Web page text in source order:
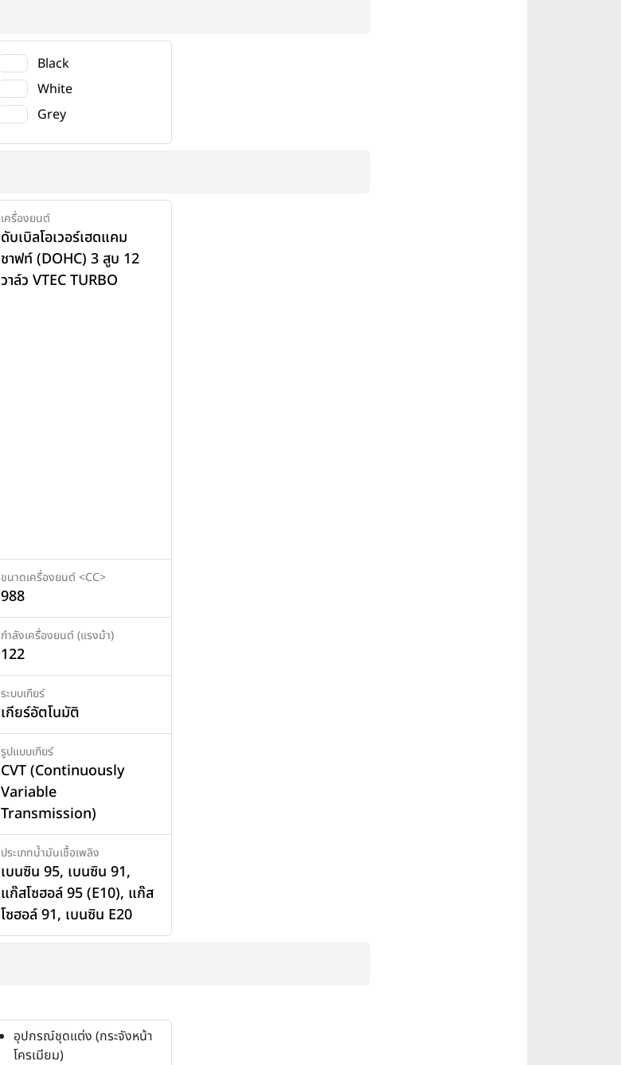
Black
White
Grey
เครื่องยนต์
ดับเบิลโอเวอร์เฮดแคม
ชาฟท์ (DOHC) 3 สูบ 12
วาล์ว VTEC TURBO
ขนาดเครื่องยนต์ <CC>
988
กำลังเครื่องยนต์ (แรงม้า)
122
ระบบเกียร์
เกียร์อัตโนมัติ
รูปแบบเกียร์
CVT (Continuously
Variable
Transmission)
ประเภทน้ำมันเชื้อเพลิง
เบนซิน 95, เบนซิน 91,
แก๊สโซฮอล์ 95 (E10), แก๊ส
โซฮอล์ 91, เบนซิน E20
อุปกรณ์ชุดแต่ง (กระจังหน้า
โครเมียม)